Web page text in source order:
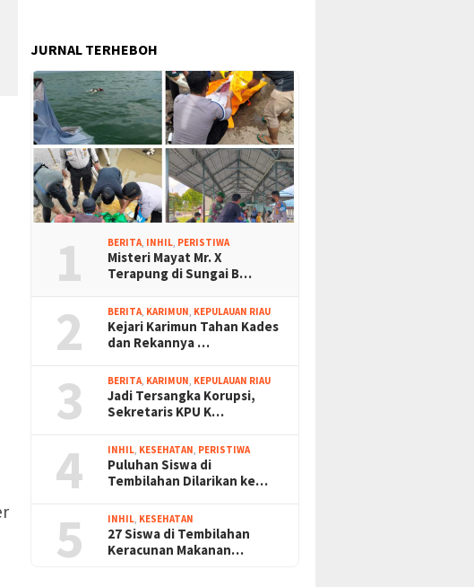
JURNAL TERHEBOH
1 BERITA INHIL PERISTIWA
Misteri Mayat Mr. X
Terapung di Sungai B…
2 BERITA KARIMUN KEPULAUAN RIAU
Kejari Karimun Tahan Kades
dan Rekannya …
3 BERITA KARIMUN KEPULAUAN RIAU
Jadi Tersangka Korupsi,
Sekretaris KPU K…
4 INHIL KESEHATAN PERISTIWA
Puluhan Siswa di
Tembilahan Dilarikan ke…
5 INHIL KESEHATAN
27 Siswa di Tembilahan
Keracunan Makanan…